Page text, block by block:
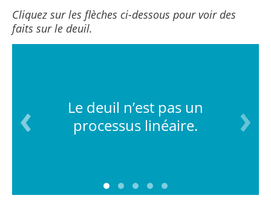
Cliquez sur les flèches ci-dessous pour voir des
faits sur le deuil.
Le deuil n’est pas un
processus linéaire.